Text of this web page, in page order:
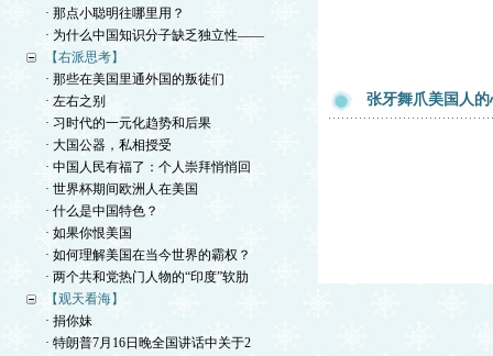
· 那点小聪明往哪里用？
· 为什么中国知识分子缺乏独立性——
【右派思考】
· 那些在美国里通外国的叛徒们
· 左右之别
· 习时代的一元化趋势和后果
· 大国公器，私相授受
· 中国人民有福了：个人崇拜悄悄回
· 世界杯期间欧洲人在美国
· 什么是中国特色？
· 如果你恨美国
· 如何理解美国在当今世界的霸权？
· 两个共和党热门人物的“印度”软肋
【观天看海】
· 捐你妹
· 特朗普7月16日晚全国讲话中关于2
张牙舞爪美国人的